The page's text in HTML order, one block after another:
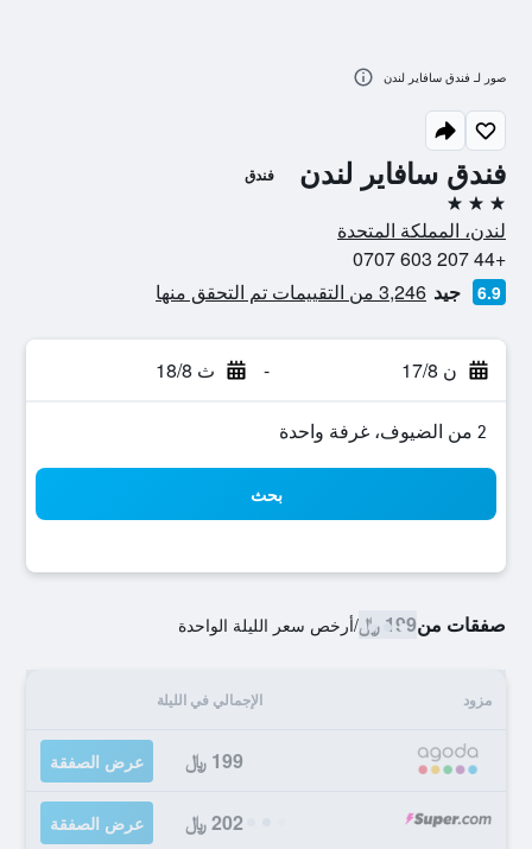
فندق سافاير لندن فندق
3 نجوم
لندن، المملكة المتحدة
+44 207 603 0707
6.9 جيد 3,246 من التقييمات تم التحقق منها
ن 17/8 - ث 18/8
2 من الضيوف، غرفة واحدة
بحث
صفقات من199 ﷼ /أرخص سعر الليلة الواحدة
مزود الإجمالي في الليلة
199 ﷼ عرض الصفقة
202 ﷼ عرض الصفقة
صور لـ فندق سافاير لندن